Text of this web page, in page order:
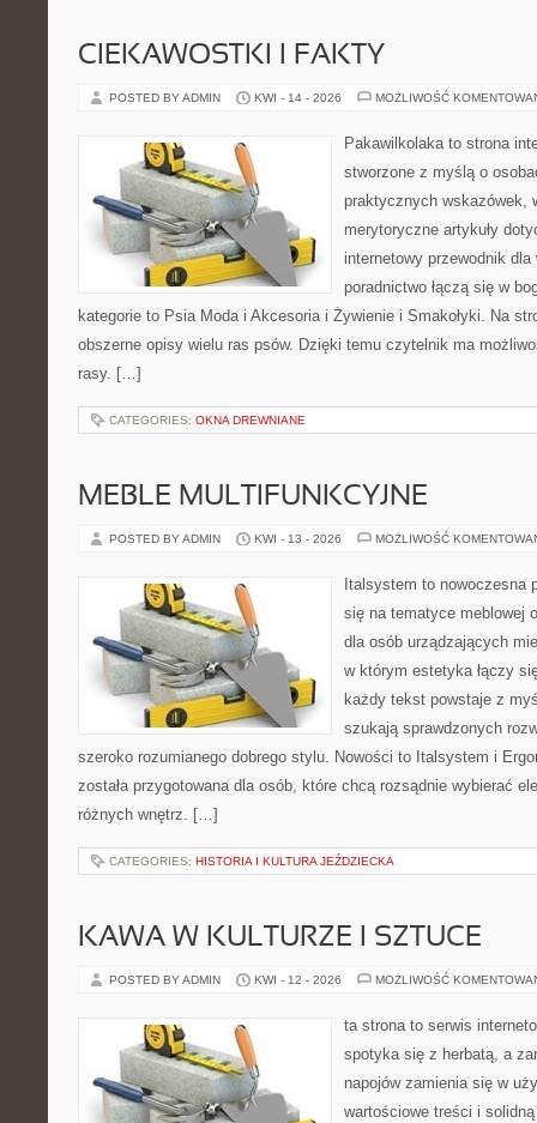
CIEKAWOSTKI I FAKTY
POSTED BY ADMIN KWI - 14 - 2026 MOŻLIWOŚĆ
Pakawilkolaka to strona
stworzone z myślą o
praktycznych wskazówek,
merytoryczne artykuły
internetowy przewodnik
poradnictwo łączą się w
kategorie to Psia Moda i Akcesoria i Żywienie i Smakołyki. Na
obszerne opisy wielu ras psów. Dzięki temu czytelnik ma
rasy. […]
CATEGORIES: OKNA DREWNIANE
MEBLE MULTIFUNKCYJNE
POSTED BY ADMIN KWI - 13 - 2026 MOŻLIWOŚĆ
Italsystem to nowoczesna
się na tematyce meblowej
dla osób urządzających
w którym estetyka łączy
każdy tekst powstaje z
szukają sprawdzonych
szeroko rozumianego dobrego stylu. Nowości to Italsystem i
została przygotowana dla osób, które chcą rozsądnie wybierać
różnych wnętrz. […]
CATEGORIES: HISTORIA I KULTURA JEŹDZIECKA
KAWA W KULTURZE I SZTUCE
POSTED BY ADMIN KWI - 12 - 2026 MOŻLIWOŚĆ
ta strona to serwis
spotyka się z herbatą, a
napojów zamienia się w
wartościowe treści i